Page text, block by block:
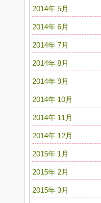
2014年 5月
2014年 6月
2014年 7月
2014年 8月
2014年 9月
2014年 10月
2014年 11月
2014年 12月
2015年 1月
2015年 2月
2015年 3月